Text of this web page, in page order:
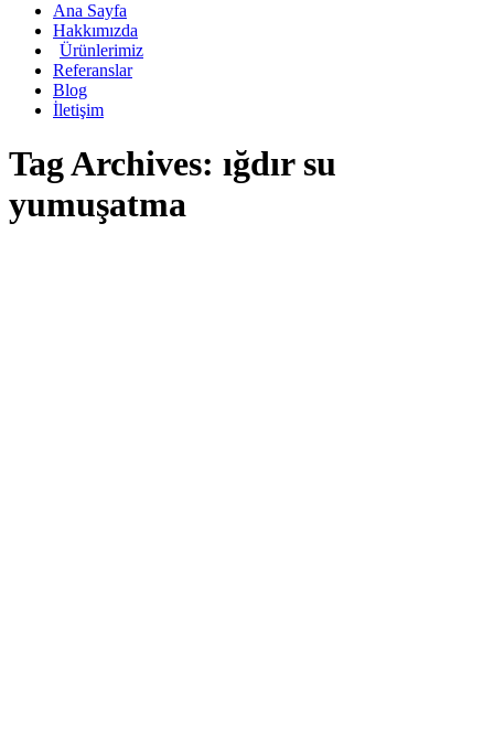
Ana Sayfa
Hakkımızda
Ürünlerimiz
Referanslar
Blog
İletişim
Tag Archives: ığdır su
yumuşatma